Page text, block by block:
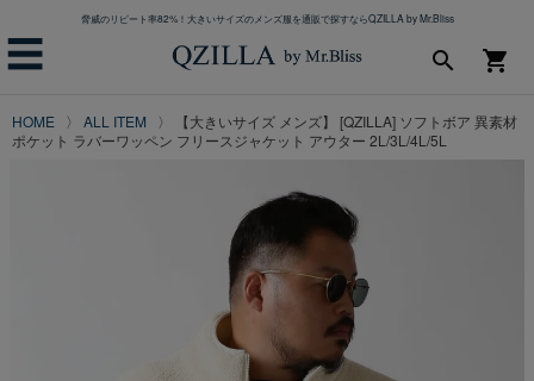
脅威のリピート率82%！大きいサイズのメンズ服を通販で探すならQZILLA by Mr.Bliss
☰ shopping_cart
search
HOME ALL ITEM
【大きいサイズ メンズ】 [QZILLA] ソフトボア 異素材
ポケット ラバーワッペン フリースジャケット アウター 2L/3L/4L/5L